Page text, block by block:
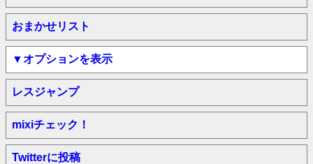
おまかせリスト
▼オプションを表示
レスジャンプ
mixiチェック！
Twitterに投稿